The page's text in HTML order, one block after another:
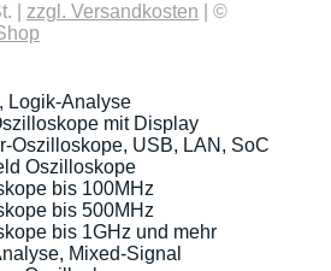
| zzgl. Versandkosten | ©
Logik-Analyse
mit Display
Oszilloskope, USB, LAN, SoC
Oszilloskope
bis 100MHz
bis 500MHz
bis 1GHz und mehr
Mixed-Signal